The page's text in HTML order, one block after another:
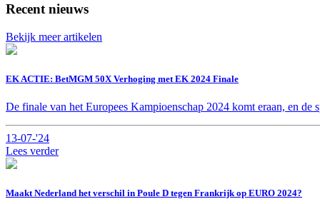
Recent nieuws
Bekijk meer artikelen
EK ACTIE: BetMGM 50X Verhoging met EK 2024 Finale
De finale van het Europees Kampioenschap 2024 komt eraan, en de
13-07-'24
Lees verder
Maakt Nederland het verschil in Poule D tegen Frankrijk op EURO 2024?